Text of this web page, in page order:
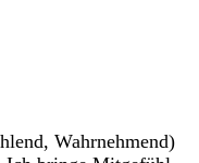
Wahrnehmend)